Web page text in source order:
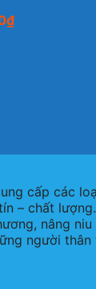
₫
cấp các
– chất
nâng
người thân